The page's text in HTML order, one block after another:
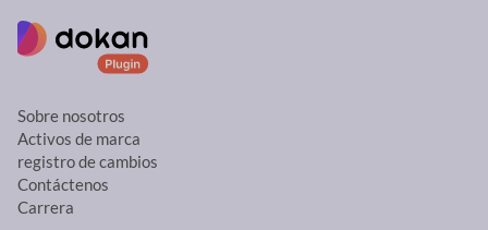
Sobre nosotros
Activos de marca
registro de cambios
Contáctenos
Carrera